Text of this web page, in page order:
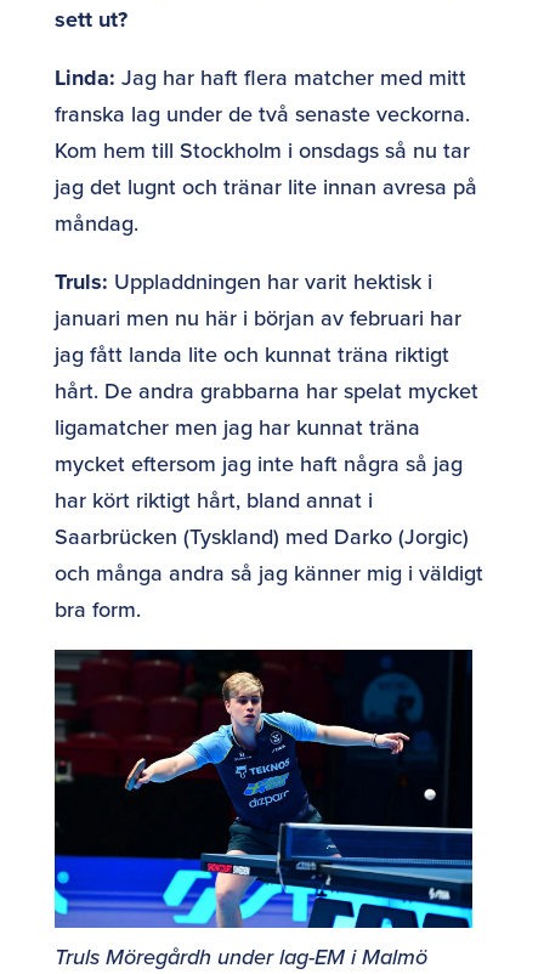
sett ut?
Linda: Jag har haft flera matcher med mitt
franska lag under de två senaste veckorna.
Kom hem till Stockholm i onsdags så nu tar
jag det lugnt och tränar lite innan avresa på
måndag.
Truls: Uppladdningen har varit hektisk i
januari men nu här i början av februari har
jag fått landa lite och kunnat träna riktigt
hårt. De andra grabbarna har spelat mycket
ligamatcher men jag har kunnat träna
mycket eftersom jag inte haft några så jag
har kört riktigt hårt, bland annat i
Saarbrücken (Tyskland) med Darko (Jorgic)
och många andra så jag känner mig i väldigt
bra form.
Truls Möregårdh under lag-EM i Malmö